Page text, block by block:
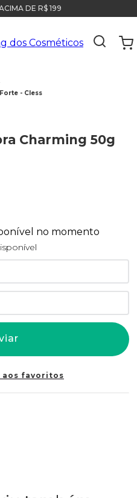
DE R$ 199
- Cless
Charming 50g
no momento